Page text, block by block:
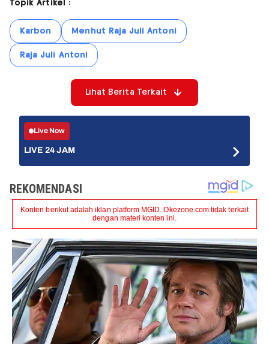
Topik Artikel :
Karbon Menhut Raja Juli Antoni
Raja Juli Antoni
Lihat Berita Terkait
Live Now
LIVE 24 JAM